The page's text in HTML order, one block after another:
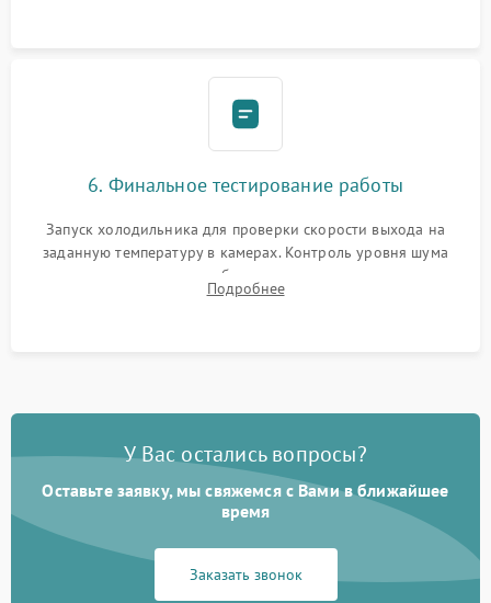
6. Финальное тестирование работы
Запуск холодильника для проверки скорости выхода на
заданную температуру в камерах. Контроль уровня шума
компрессора, отсутствия обмерзания стенок и корректного
срабатывания системы автоматической оттайки.
Подробнее
У Вас остались вопросы?
Оставьте заявку, мы свяжемся с Вами в ближайшее
время
Заказать звонок